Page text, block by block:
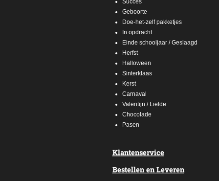
Geboorte
Doe-het-zelf pakketjes
In opdracht
Einde schooljaar / Geslaagd
Herfst
Halloween
Sinterklaas
Kerst
Carnaval
Valentijn / Liefde
Chocolade
Pasen
Klantenservice
Bestellen en Leveren